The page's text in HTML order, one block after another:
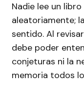
Nadie lee un
aleatoriamente;
sentido. Al
debe poder
conjeturas ni la
memoria todos